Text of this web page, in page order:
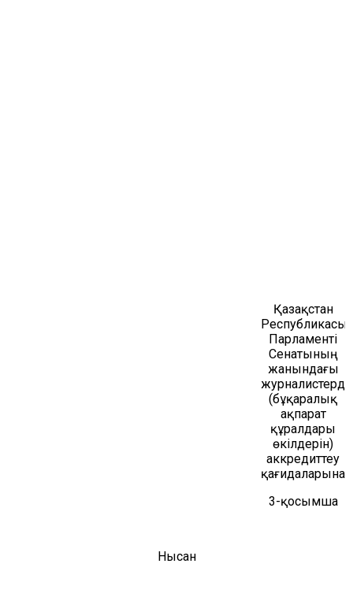
Қазақстан
Республикасы
Парламенті
Сенатының
жанындағы
журналистерді
(бұқаралық
ақпарат
құралдары
өкілдерін)
аккредиттеу
қағидаларына
3-қосымша
Нысан